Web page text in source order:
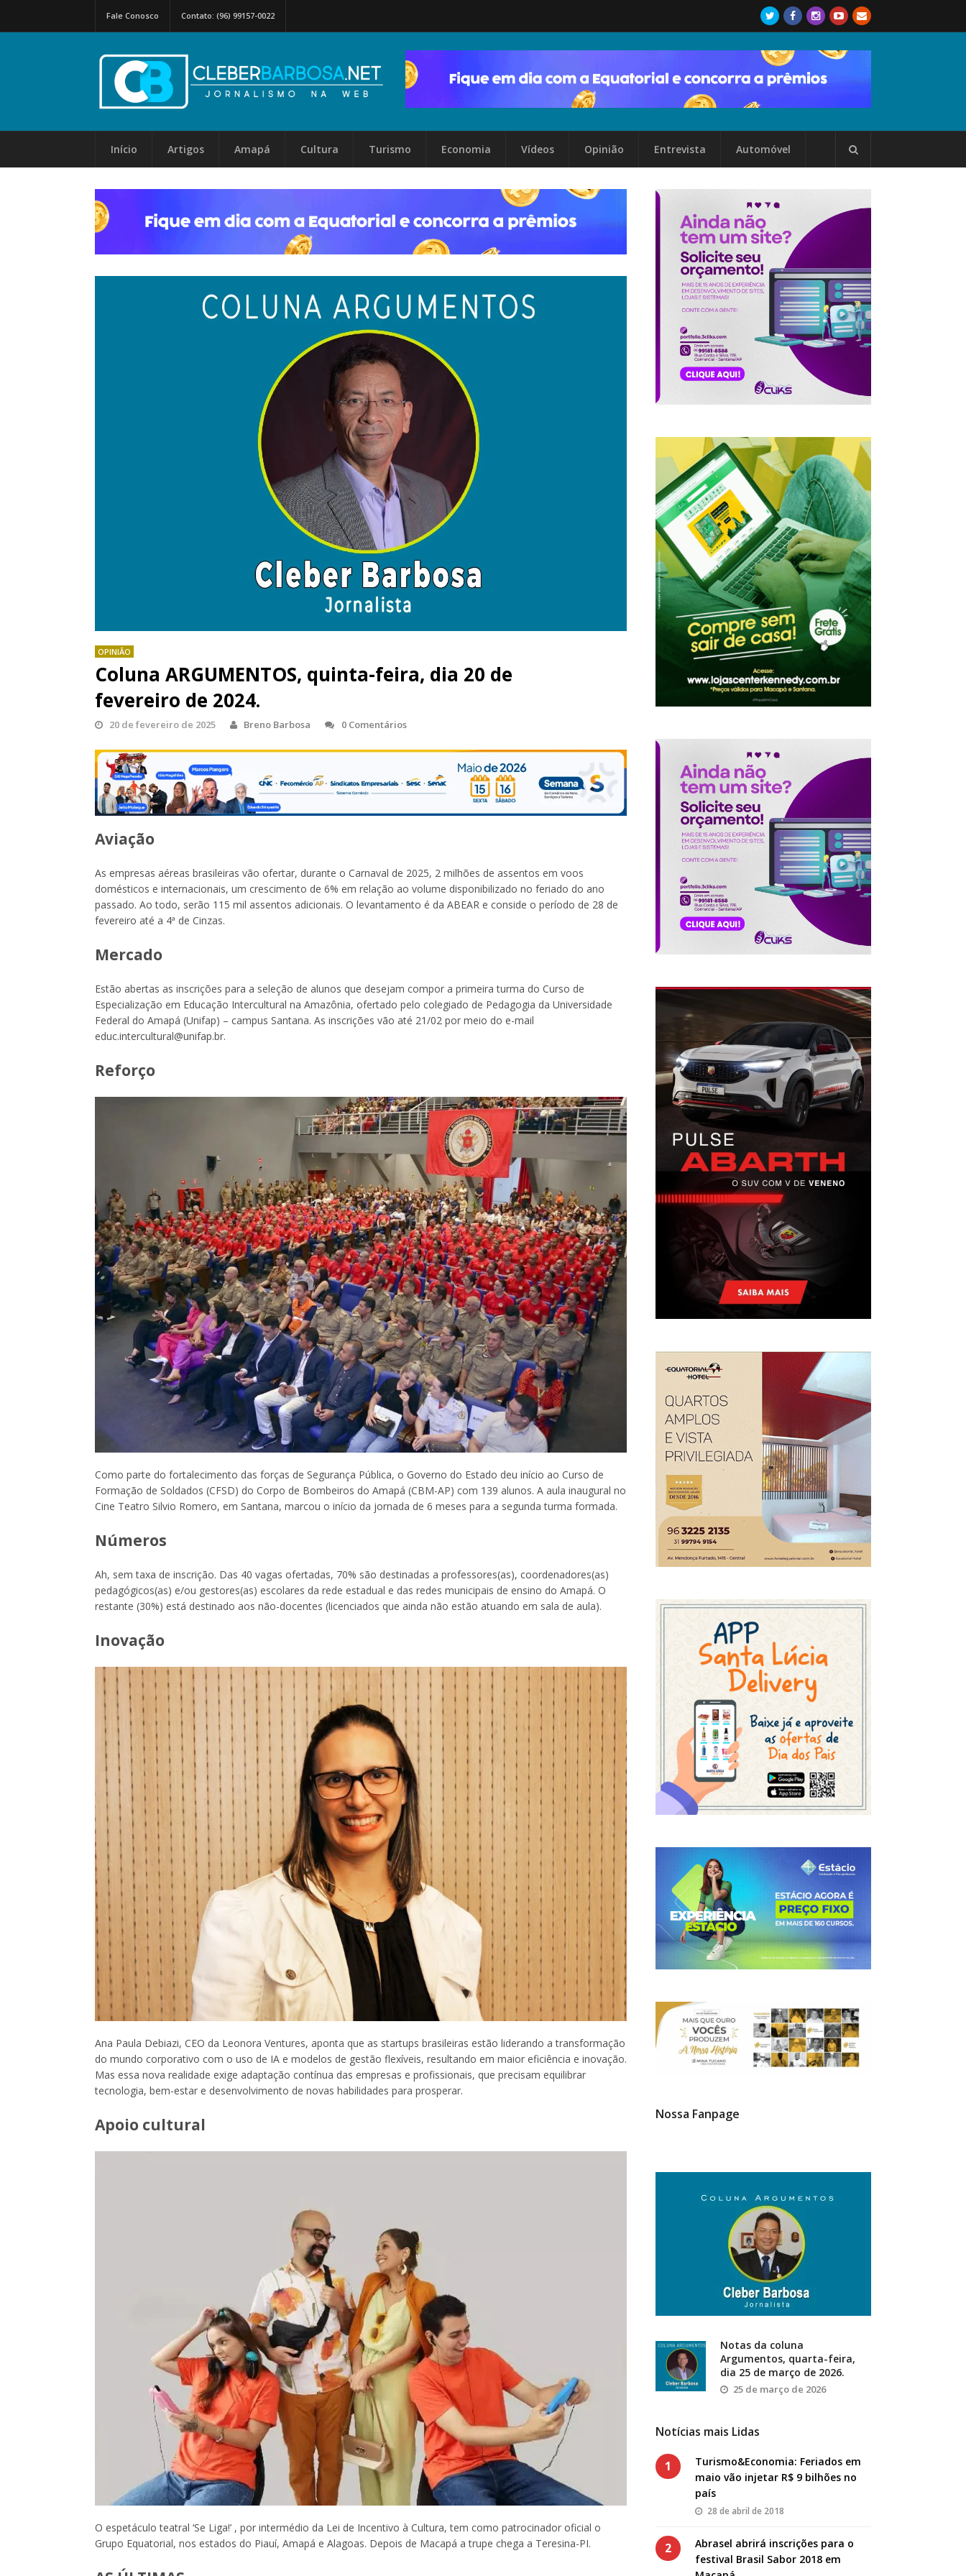
Fale Conosco Contato: (96) 99157-0022
Início Artigos Amapá Cultura Turismo Economia Vídeos Opinião Entrevista Automóvel
OPINIÃO
Coluna ARGUMENTOS, quinta-feira, dia 20 de
fevereiro de 2024.
20 de fevereiro de 2025 Breno Barbosa 0 Comentários
Aviação
As empresas aéreas brasileiras vão ofertar, durante o Carnaval de 2025, 2 milhões de assentos em voos
domésticos e internacionais, um crescimento de 6% em relação ao volume disponibilizado no feriado do ano
passado. Ao todo, serão 115 mil assentos adicionais. O levantamento é da ABEAR e conside o período de 28 de
fevereiro até a 4ª de Cinzas.
Mercado
Estão abertas as inscrições para a seleção de alunos que desejam compor a primeira turma do Curso de
Especialização em Educação Intercultural na Amazônia, ofertado pelo colegiado de Pedagogia da Universidade
Federal do Amapá (Unifap) – campus Santana. As inscrições vão até 21/02 por meio do e-mail
educ.intercultural@unifap.br.
Reforço
Como parte do fortalecimento das forças de Segurança Pública, o Governo do Estado deu início ao Curso de
Formação de Soldados (CFSD) do Corpo de Bombeiros do Amapá (CBM-AP) com 139 alunos. A aula inaugural no
Cine Teatro Silvio Romero, em Santana, marcou o início da jornada de 6 meses para a segunda turma formada.
Números
Ah, sem taxa de inscrição. Das 40 vagas ofertadas, 70% são destinadas a professores(as), coordenadores(as)
pedagógicos(as) e/ou gestores(as) escolares da rede estadual e das redes municipais de ensino do Amapá. O
restante (30%) está destinado aos não-docentes (licenciados que ainda não estão atuando em sala de aula).
Inovação
Ana Paula Debiazi, CEO da Leonora Ventures, aponta que as startups brasileiras estão liderando a transformação
do mundo corporativo com o uso de IA e modelos de gestão flexíveis, resultando em maior eficiência e inovação.
Mas essa nova realidade exige adaptação contínua das empresas e profissionais, que precisam equilibrar
tecnologia, bem-estar e desenvolvimento de novas habilidades para prosperar.
Apoio cultural
O espetáculo teatral ‘Se Liga!’ , por intermédio da Lei de Incentivo à Cultura, tem como patrocinador oficial o
Grupo Equatorial, nos estados do Piauí, Amapá e Alagoas. Depois de Macapá a trupe chega a Teresina-PI.
Nossa Fanpage
Notas da coluna
Argumentos, quarta-feira,
dia 25 de março de 2026.
25 de março de 2026
Notícias mais Lidas
1
Turismo&Economia: Feriados em
maio vão injetar R$ 9 bilhões no
país
28 de abril de 2018
2
Abrasel abrirá inscrições para o
festival Brasil Sabor 2018 em